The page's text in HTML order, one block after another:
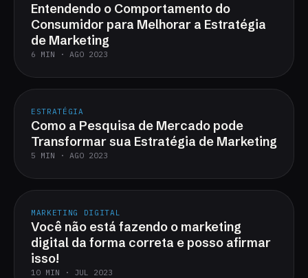
Entendendo o Comportamento do
Consumidor para Melhorar a Estratégia
de Marketing
6 MIN · AGO 2023
ESTRATÉGIA
Como a Pesquisa de Mercado pode
Transformar sua Estratégia de Marketing
5 MIN · AGO 2023
MARKETING DIGITAL
Você não está fazendo o marketing
digital da forma correta e posso afirmar
isso!
10 MIN · JUL 2023